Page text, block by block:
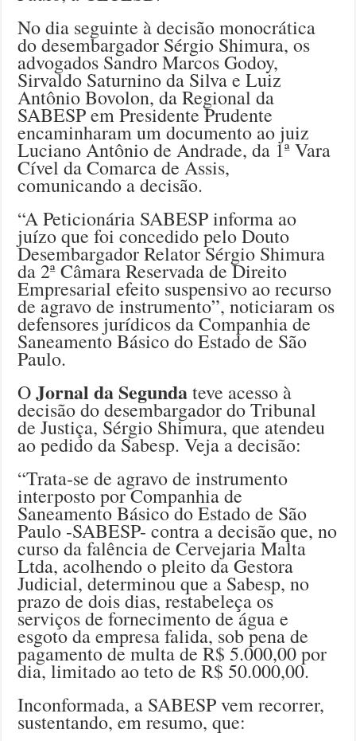
No dia seguinte à decisão monocrática
do desembargador Sérgio Shimura, os
advogados Sandro Marcos Godoy,
Sirvaldo Saturnino da Silva e Luiz
Antônio Bovolon, da Regional da
SABESP em Presidente Prudente
encaminharam um documento ao juiz
Luciano Antônio de Andrade, da 1ª Vara
Cível da Comarca de Assis,
comunicando a decisão.
“A Peticionária SABESP informa ao
juízo que foi concedido pelo Douto
Desembargador Relator Sérgio Shimura
da 2ª Câmara Reservada de Direito
Empresarial efeito suspensivo ao recurso
de agravo de instrumento”, noticiaram os
defensores jurídicos da Companhia de
Saneamento Básico do Estado de São
Paulo.
OJornal da Segundateve acesso à
decisão do desembargador do Tribunal
de Justiça, Sérgio Shimura, que atendeu
ao pedido da Sabesp. Veja a decisão:
“Trata-se de agravo de instrumento
interposto por Companhia de
Saneamento Básico do Estado de São
Paulo -SABESP- contra a decisão que, no
curso da falência de Cervejaria Malta
Ltda, acolhendo o pleito da Gestora
Judicial, determinou que a Sabesp, no
prazo de dois dias, restabeleça os
serviços de fornecimento de água e
esgoto da empresa falida, sob pena de
pagamento de multa de R$ 5.000,00 por
dia, limitado ao teto de R$ 50.000,00.
Inconformada, a SABESP vem recorrer,
sustentando, em resumo, que: